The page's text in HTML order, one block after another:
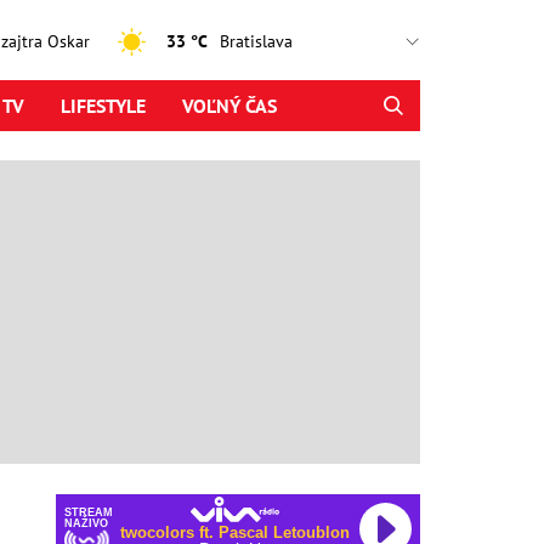
Oskar 33 °C
LIFESTYLE VOĽNÝ ČAS
STREAM
NAŽIVO
twocolors ft. Pascal Letoublon